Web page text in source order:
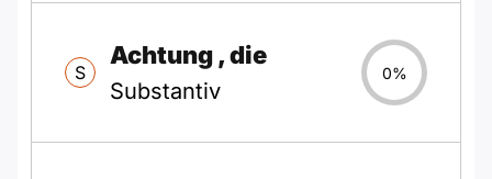
S
Achtung , die
Substantiv
0%